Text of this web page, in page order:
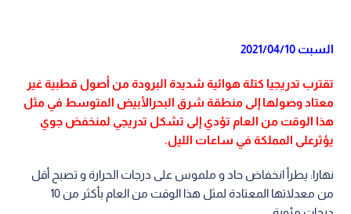
السبت 2021/04/10
تقترب تدريجيا كتلة هوائية شديدة البرودة من أصول قطبية غير
معتاد وصولها إلى منطقة شرق البحرالأبيض المتوسط في مثل
هذا الوقت من العام تؤدي إلى تشكل تدريجي لمنخفض جوي
يؤثرعلى المملكة في ساعات الليل.
نهارا: يطرأ انخفاض حاد و ملموس على درجات الحرارة و تصبح أقل
من معدلاتها المعتادة لمثل هذا الوقت من العام بأكثر من 10